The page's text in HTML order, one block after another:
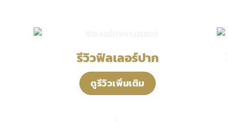
รีวิวฟิลเลอร์ปาก
ดูรีวิวเพิ่มเติม